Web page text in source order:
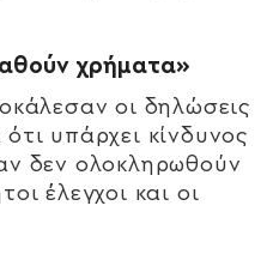
χρήματα»
οι δηλώσεις
υπάρχει κίνδυνος
δεν ολοκληρωθούν
έλεγχοι και οι